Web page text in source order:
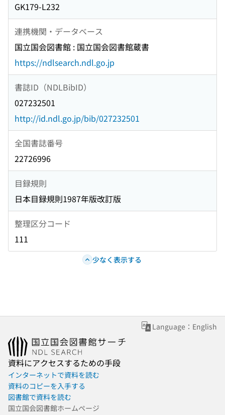
GK179-L232
連携機関・データベース
国立国会図書館 : 国立国会図書館蔵書
https://ndlsearch.ndl.go.jp
書誌ID（NDLBibID）
027232501
http://id.ndl.go.jp/bib/027232501
全国書誌番号
22726996
目録規則
日本目録規則1987年版改訂版
整理区分コード
111
少なく表示する
Language：English
資料にアクセスするための手段
インターネットで資料を読む
資料のコピーを入手する
図書館で資料を読む
国立国会図書館ホームページ